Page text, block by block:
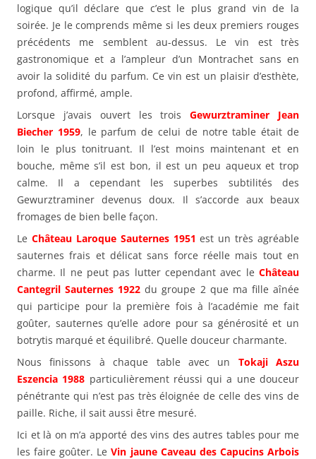
logique qu’il déclare que c’est le plus grand vin de la
soirée. Je le comprends même si les deux premiers rouges
précédents me semblent au-dessus. Le vin est très
gastronomique et a l’ampleur d’un Montrachet sans en
avoir la solidité du parfum. Ce vin est un plaisir d’esthète,
profond, affirmé, ample.
Lorsque j’avais ouvert les troisGewurztraminer Jean
Biecher 1959, le parfum de celui de notre table était de
loin le plus tonitruant. Il l’est moins maintenant et en
bouche, même s’il est bon, il est un peu aqueux et trop
calme. Il a cependant les superbes subtilités des
Gewurztraminer devenus doux. Il s’accorde aux beaux
fromages de bien belle façon.
Le Château Laroque Sauternes 1951 est un très agréable
sauternes frais et délicat sans force réelle mais tout en
charme. Il ne peut pas lutter cependant avec le Château
Cantegril Sauternes 1922 du groupe 2 que ma fille aînée
qui participe pour la première fois à l’académie me fait
goûter, sauternes qu’elle adore pour sa générosité et un
botrytis marqué et équilibré. Quelle douceur charmante.
Nous finissons à chaque table avec un Tokaji Aszu
Eszencia 1988 particulièrement réussi qui a une douceur
pénétrante qui n’est pas très éloignée de celle des vins de
paille. Riche, il sait aussi être mesuré.
Ici et là on m’a apporté des vins des autres tables pour me
les faire goûter. LeVin jaune Caveau des Capucins Arbois